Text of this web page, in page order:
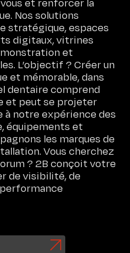
et renforcer la
Nos solutions
stratégique, espaces
digitaux, vitrines
et
L’objectif ? Créer un
et mémorable, dans
dentaire comprend
et peut se projeter
à notre expérience des
équipements et
les marques de
Vous cherchez
? 2B conçoit votre
de visibilité, de